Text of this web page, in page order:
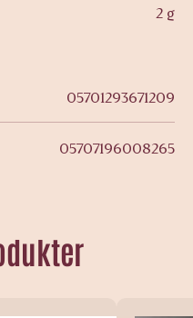
2 g
05701293671209
05707196008265